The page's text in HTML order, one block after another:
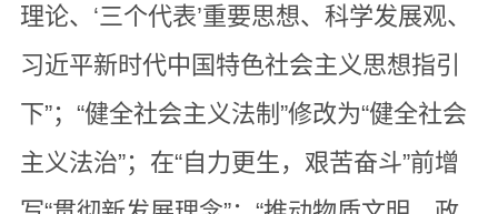
理论、‘三个代表’重要思想、科学发展观、
习近平新时代中国特色社会主义思想指引
下”；“健全社会主义法制”修改为“健全社会
主义法治”；在“自力更生，艰苦奋斗”前增